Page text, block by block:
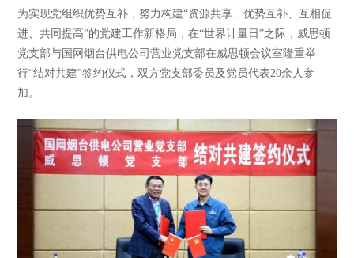
为实现党组织优势互补，努力构建“资源共享、优势互补、互相促
进、共同提高”的党建工作新格局，在“世界计量日”之际，威思顿
党支部与国网烟台供电公司营业党支部在威思顿会议室隆重举
行“结对共建”签约仪式，双方党支部委员及党员代表20余人参
加。